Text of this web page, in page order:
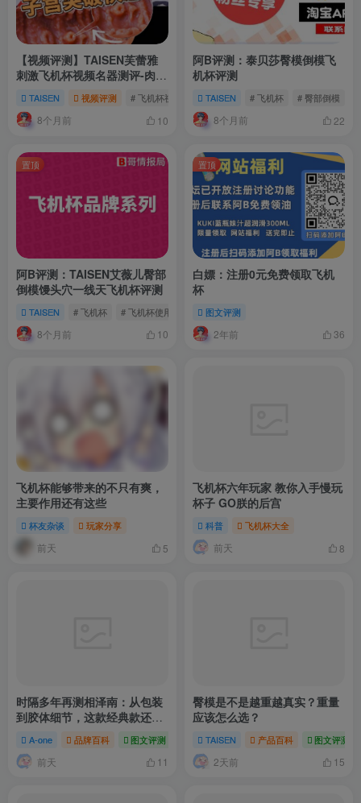
【视频评测】TAISEN芙蕾雅
刺激飞机杯视频名器测评-肉壁
TAISEN 视频评测 # 飞机杯视频评测 # TAISEN芙蕾雅，TAISEN芙蕾雅飞
8个月前 10
阿B评测：泰贝莎臀模倒模飞
机杯评测
TAISEN # 飞机杯 # 臀部倒模
8个月前 22
置顶
阿B评测：TAISEN艾薇儿臀部
倒模馒头穴一线天飞机杯评测
TAISEN # 飞机杯 # 飞机杯使用 # 倒模
8个月前 10
置顶
白嫖：注册0元免费领取飞机
杯
图文评测
2年前 36
飞机杯能够带来的不只有爽，
主要作用还有这些
杯友杂谈 玩家分享
前天 5
飞机杯六年玩家 教你入手慢玩
杯子 GO朕的后宫
科普 飞机杯大全
前天 8
时隔多年再测相泽南：从包装
到胶体细节，这款经典款还值
A-one 品牌百科 图文评测 # 日本 # 女优
前天 11
臀模是不是越重越真实？重量
应该怎么选？
TAISEN 产品百科 图文评测
2天前 15